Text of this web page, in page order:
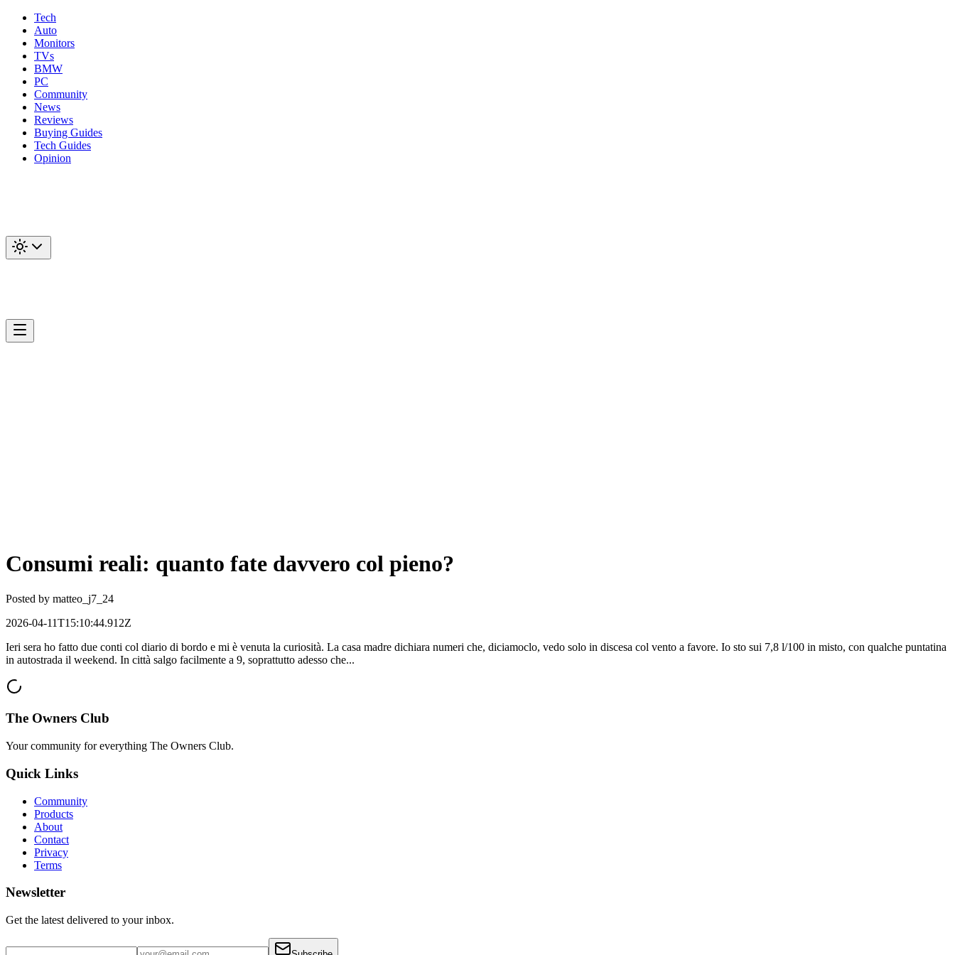
Tech
Auto
Monitors
TVs
BMW
PC
Community
News
Reviews
Buying Guides
Tech Guides
Opinion
Consumi reali: quanto fate davvero col pieno?
Posted by matteo_j7_24
2026-04-11T15:10:44.912Z
Ieri sera ho fatto due conti col diario di bordo e mi è venuta la curiosità. La casa madre dichiara numeri che, diciamoclo, vedo solo in discesa col vento a favore. Io sto sui 7,8 l/100 in misto, con qualche puntatina
in autostrada il weekend. In città salgo facilmente a 9, soprattutto adesso che...
The Owners Club
Your community for everything The Owners Club.
Quick Links
Community
Products
About
Contact
Privacy
Terms
Newsletter
Get the latest delivered to your inbox.